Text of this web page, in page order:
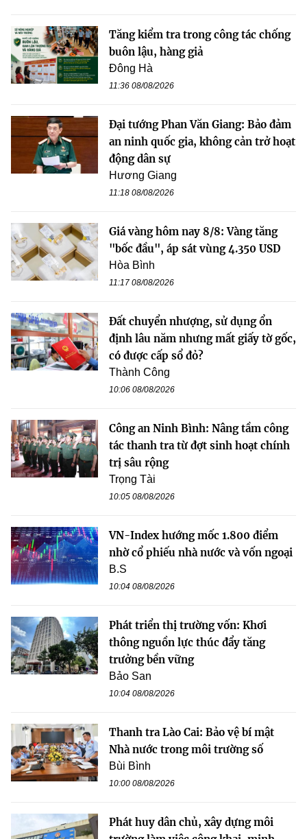
Tăng kiểm tra trong công tác chống
buôn lậu, hàng giả
Đông Hà
11:36 08/08/2026
Đại tướng Phan Văn Giang: Bảo đảm
an ninh quốc gia, không cản trở hoạt
động dân sự
Hương Giang
11:18 08/08/2026
Giá vàng hôm nay 8/8: Vàng tăng
"bốc đầu", áp sát vùng 4.350 USD
Hòa Bình
11:17 08/08/2026
Đất chuyển nhượng, sử dụng ổn
định lâu năm nhưng mất giấy tờ gốc,
có được cấp sổ đỏ?
Thành Công
10:06 08/08/2026
Công an Ninh Bình: Nâng tầm công
tác thanh tra từ đợt sinh hoạt chính
trị sâu rộng
Trọng Tài
10:05 08/08/2026
VN-Index hướng mốc 1.800 điểm
nhờ cổ phiếu nhà nước và vốn ngoại
B.S
10:04 08/08/2026
Phát triển thị trường vốn: Khơi
thông nguồn lực thúc đẩy tăng
trưởng bền vững
Bảo San
10:04 08/08/2026
Thanh tra Lào Cai: Bảo vệ bí mật
Nhà nước trong môi trường số
Bùi Bình
10:00 08/08/2026
Phát huy dân chủ, xây dựng môi